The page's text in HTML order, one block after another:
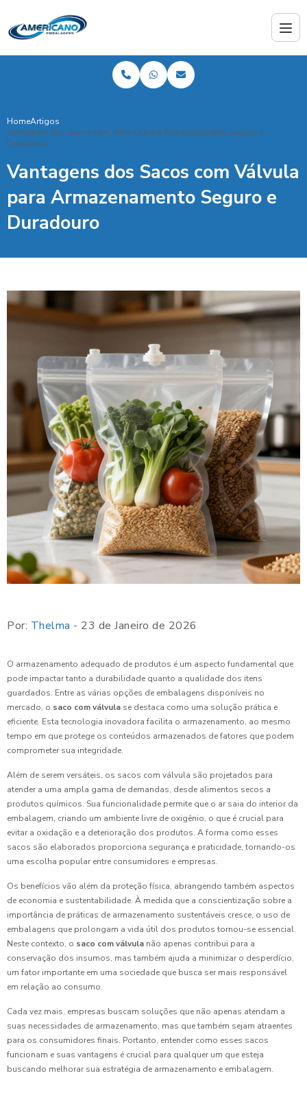
HomeArtigos
Vantagens dos Sacos com Válvula para Armazenamento Seguro e
Duradouro
Vantagens dos Sacos com Válvula
para Armazenamento Seguro e
Duradouro
Por: Thelma - 23 de Janeiro de 2026
O armazenamento adequado de produtos é um aspecto fundamental que
pode impactar tanto a durabilidade quanto a qualidade dos itens
guardados. Entre as várias opções de embalagens disponíveis no
mercado, o saco com válvula se destaca como uma solução prática e
eficiente. Esta tecnologia inovadora facilita o armazenamento, ao mesmo
tempo em que protege os conteúdos armazenados de fatores que podem
comprometer sua integridade.
Além de serem versáteis, os sacos com válvula são projetados para
atender a uma ampla gama de demandas, desde alimentos secos a
produtos químicos. Sua funcionalidade permite que o ar saia do interior da
embalagem, criando um ambiente livre de oxigênio, o que é crucial para
evitar a oxidação e a deterioração dos produtos. A forma como esses
sacos são elaborados proporciona segurança e praticidade, tornando-os
uma escolha popular entre consumidores e empresas.
Os benefícios vão além da proteção física, abrangendo também aspectos
de economia e sustentabilidade. À medida que a conscientização sobre a
importância de práticas de armazenamento sustentáveis cresce, o uso de
embalagens que prolongam a vida útil dos produtos tornou-se essencial.
Neste contexto, o saco com válvula não apenas contribui para a
conservação dos insumos, mas também ajuda a minimizar o desperdício,
um fator importante em uma sociedade que busca ser mais responsável
em relação ao consumo.
Cada vez mais, empresas buscam soluções que não apenas atendam a
suas necessidades de armazenamento, mas que também sejam atraentes
para os consumidores finais. Portanto, entender como esses sacos
funcionam e suas vantagens é crucial para qualquer um que esteja
buscando melhorar sua estratégia de armazenamento e embalagem.